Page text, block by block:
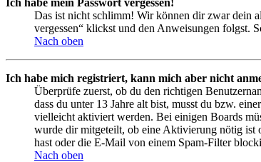
Das ist nicht schlimm! Wir können dir zwar dein
vergessen“ klickst und den Anweisungen folgst.
Nach oben
Ich habe mich registriert, kann mich aber nicht
Überprüfe zuerst, ob du den richtigen
dass du unter 13 Jahre alt bist, musst du bzw.
vielleicht aktiviert werden. Bei einigen Boards
wurde dir mitgeteilt, ob eine Aktivierung nötig ist
hast oder die E-Mail von einem Spam-Filter
Nach oben